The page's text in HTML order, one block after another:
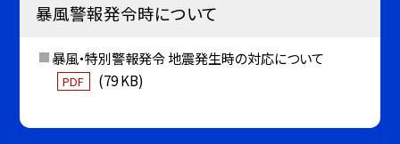
暴風警報発令時について
暴風・特別警報発令 地震発生時の対応について
PDF (79 KB)